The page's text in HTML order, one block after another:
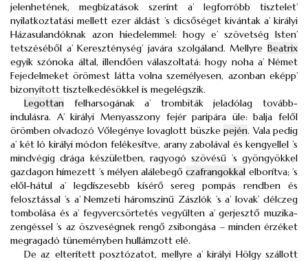
jelenhetének, megbízatások szerínt a’ legforróbb tisztelet’
nyilatkoztatási mellett ezer áldást ’s dicsőséget kivántak a’ királyi
Házasulandóknak azon hiedelemmel: hogy e’ szövetség Isten’
tetszéséből a’ Kereszténység’ javára szolgáland. Mellyre Beatrix
egyik szónoka által, illendően válaszoltatá: hogy noha a’ Német
Fejedelmeket örömest látta volna személyesen, azonban eképp’
bizonyított tisztelkedésökkel is megelégszik.
Legottan felharsogának a’ trombiták jeladólag tovább-
indulásra. A’ királyi Menyasszony fejér paripára üle: balja felől
örömben olvadozó Vőlegénye lovaglott büszkepején. Vala pedig
a’ két ló királyi módon felékesítve, arany zabolával és kengyellel ’s
mindvégig drága készületben, ragyogó szövésű ’s gyöngyökkel
gazdagon hímezett ’s mélyen alálebegőczafrangokkal elborítva; ’s
elől-hátul a’ legdíszesebb kísérő sereg pompás rendben és
felosztással ’s a’ Nemzeti háromszinű Zászlók ’s a’ lovak’ délczeg
tombolása és a’ fegyvercsörtetés vegyűlten a’ gerjesztő muzika-
zengéssel ’s az öszveségnek rengő zsibongása – minden érzéket
megragadó tüneményben hullámzott elé.
De az elterített posztózatot, mellyre a’ királyi Hölgy szállott